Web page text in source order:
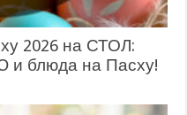
2026 на СТОЛ:
и блюда на Пасху!